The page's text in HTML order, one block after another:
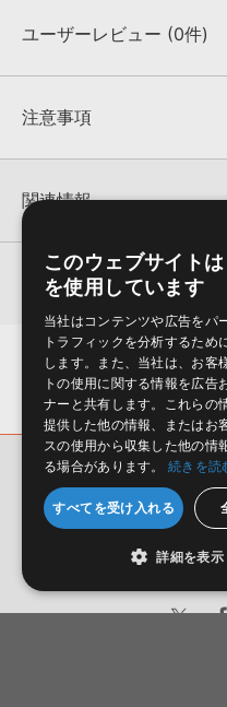
分の音量を大きくするなどの調
を行うことができます。
高さ調整画面
高さ調整機能で声の高さを調整
ることが可能。高くしたり低く
たりすることで、まるで別人の
うなおもしろい声を表現するこ
発音に必要な音声素片を検出
主流となっている非常に高性能
PC/AT互換機
■OS
Windows 7
■CPU
Intel Pentium 4またはAMD
Duo 2.66GHz以上を推奨)
■必要なハードディスク空き容
インストールに1GB以上の空
※インストール時および製品
き容量が必要です。
■RAMメモリ
1GB (32bit) または 2GB
■ディスプレイ解像度
1024×768以上
■その他
ユーザーレビュー (0件)
★★★★★
★5
★2
★1
レビューをもっと見る »
注意事項
導入を行って下さい。
ダウンロード製品という性質上、一切
関連情報
AHS 製品一覧
関連製品
声優「茜屋日海夏」の声を元に
制作した、落ち着いていながら
も可愛らしい声が特徴の入力文
VOICEROID+ 東北きりたん EX
¥8,778
ソフトウェア／ツ
会社概要 環境保護（CSR）への
サイト動作環境
利用規約
このウェブサイト
を使用しています
当社はコンテンツや広告をパ
トラフィックを分析するため
します。また、当社は、お客
トの使用に関する情報を広告
ナーと共有します。これらの
提供した他の情報、またはお
スの使用から収集した他の情
る場合があります。
続きを読
すべてを受け入れる
詳細を表示